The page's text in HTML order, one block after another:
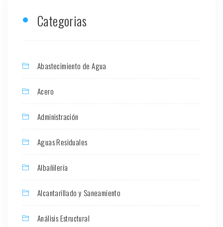
Categorias
Abastecimiento de Agua
Acero
Administración
Aguas Residuales
Albañilería
Alcantarillado y Saneamiento
Análisis Estructural